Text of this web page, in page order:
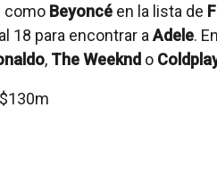
como Beyoncé en la lista de
18 para encontrar a Adele.
, The Weeknd o